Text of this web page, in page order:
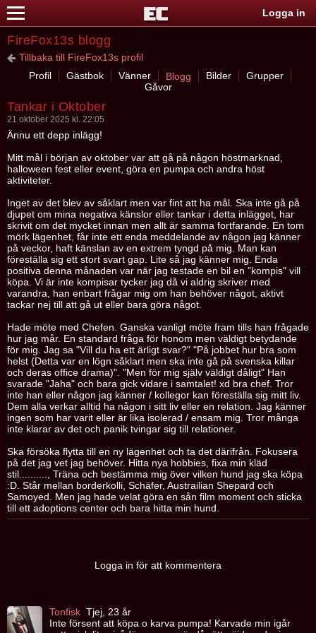
Logga in
FireFox13s blogg
Tillbaka till FireFox13s profil
Profil
Gästbok Vänner Blogg Bilder
Grupper
Gåvor
Tankar i Oktober
21 oktober 2025 kl. 22:05
Ännu ett depp inlägg!
Mitt mål i början av oktober var att gå på någon höstmarknad,
halloween fest eller event, göra en pumpa och andra höst
aktiviteter.
Inget av det blev av såklart men var fint att ha mål. Ska inte gå på
djupet om mina negativa känslor eller tankar i detta inlägget, har
skrivit om det mycket innan men allt är samma fortfarande. En tom
mörk lägenhet, får inte ett enda meddelande av någon jag känner
på veckor, haft känslan av en extrem tyngd på mig. Man kan
föreställa sig ett stort svart gap. Lite så jag känner mig. Enda
positiva denna månaden var när jag testade en bil en "kompis" vill
köpa. Vi är inte kompisar tycker jag då vi aldrig skriver med
varandra, han enbart frågar mig om han behöver något, aktivt
tackar nej till att gå ut eller bara göra något.
Hade möte med Chefen. Ganska vanligt möte fram tills han frågade
hur jag mår. En standard fråga för honom men väldigt betydande
för mig. Jag sa "Vill du ha ett ärligt svar?" "På jobbet hur bra som
helst (Detta var en lögn såklart men ska inte gå på svenska killar
och deras office drama)". "Men för mig själv väldigt dåligt" Han
svarade "Jaha" och bara gick vidare i samtalet! xd bra chef. Tror
inte han eller någon jag känner / kollegor kan föreställa sig mitt liv.
Dem alla verkar alltid ha någon i sitt liv eller en relation. Jag känner
ingen som har varit eller är lika isolerad / ensam mig. Tror många
inte klarar av det och panik tvingar sig till relationer.
Ska försöka flytta till en ny lägenhet och ta det därifrån. Fokusera
på det jag vet jag behöver. Hitta nya hobbies, fixa min kläd
stil.........., Träna och bestämma mig över vilken hund jag ska köpa
:D. Står mellan borderkolli, Schäfer, Austrailian Shepard och
Samoyed. Men jag hade velat göra en sån film moment och sticka
till ett adoptions center och bara hitta min hund.
Logga in för att kommentera
Tonfisk Tjej, 23 år
Inte försent att köpa o karva pumpa! Karvade min igår